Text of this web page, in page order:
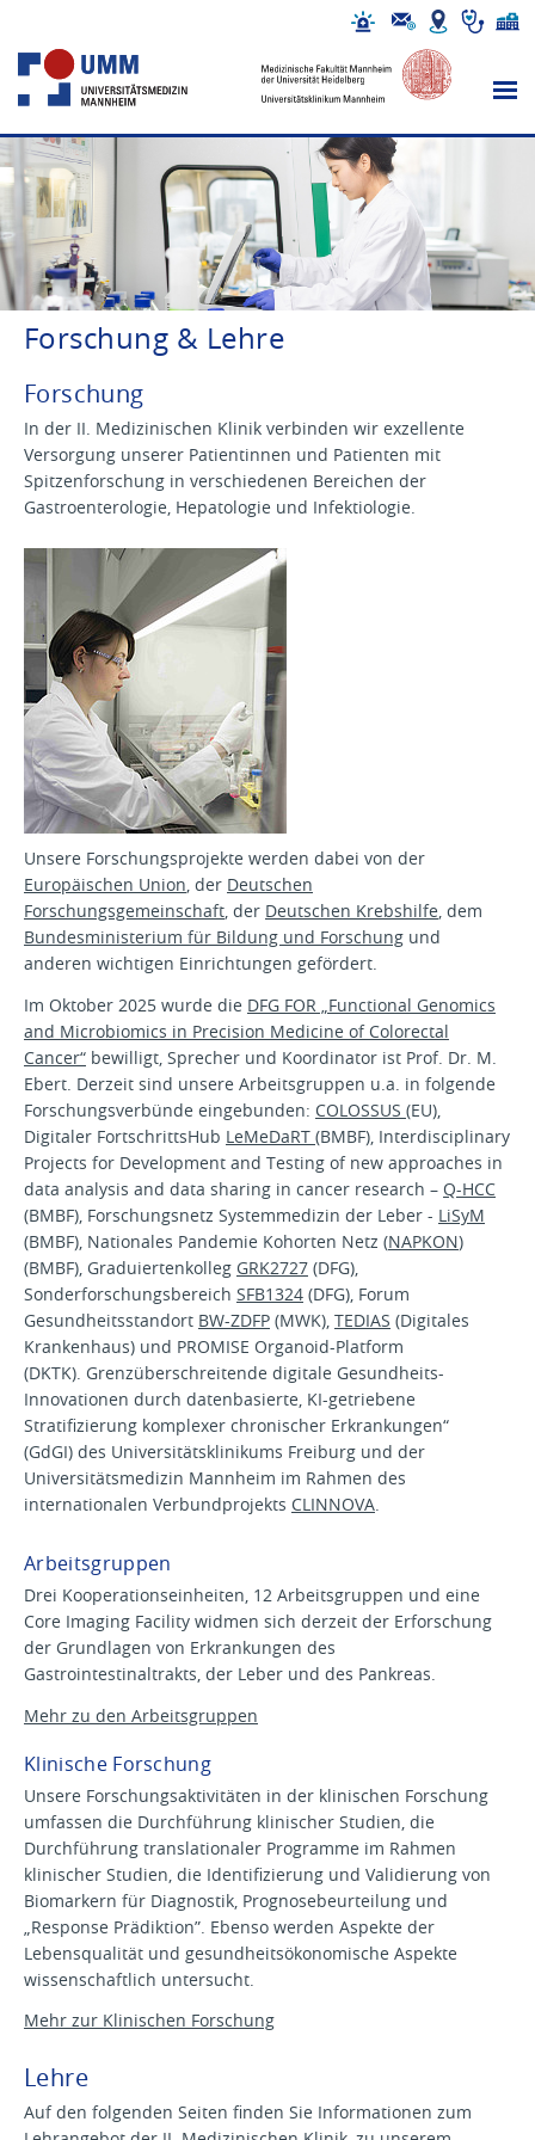
Forschung & Lehre
Forschung
In der II. Medizinischen Klinik verbinden wir exzellente
Versorgung unserer Patientinnen und Patienten mit
Spitzenforschung in verschiedenen Bereichen der
Gastroenterologie, Hepatologie und Infektiologie.
Unsere Forschungsprojekte werden dabei von der
Europäischen Union , der Deutschen
Forschungsgemeinschaft , der Deutschen Krebshilfe , dem
Bundesministerium für Bildung und Forschung und
anderen wichtigen Einrichtungen gefördert.
Im Oktober 2025 wurde die DFG FOR „Functional Genomics
and Microbiomics in Precision Medicine of Colorectal
Cancer“ bewilligt, Sprecher und Koordinator ist Prof. Dr. M.
Ebert. Derzeit sind unsere Arbeitsgruppen u.a. in folgende
Forschungsverbünde eingebunden: COLOSSUS (EU),
Digitaler FortschrittsHub LeMeDaRT (BMBF), Interdisciplinary
Projects for Development and Testing of new approaches in
data analysis and data sharing in cancer research – Q-HCC
(BMBF), Forschungsnetz Systemmedizin der Leber - LiSyM
(BMBF), Nationales Pandemie Kohorten Netz (NAPKON)
(BMBF), Graduiertenkolleg GRK2727 (DFG),
Sonderforschungsbereich SFB1324 (DFG), Forum
Gesundheitsstandort BW-ZDFP (MWK), TEDIAS (Digitales
Krankenhaus) und PROMISE Organoid-Platform
(DKTK). Grenzüberschreitende digitale Gesundheits-
Innovationen durch datenbasierte, KI-getriebene
Stratifizierung komplexer chronischer Erkrankungen“
(GdGI) des Universitätsklinikums Freiburg und der
Universitätsmedizin Mannheim im Rahmen des
internationalen Verbundprojekts CLINNOVA
Arbeitsgruppen
Drei Kooperationseinheiten, 12 Arbeitsgruppen und eine
Core Imaging Facility widmen sich derzeit der Erforschung
der Grundlagen von Erkrankungen des
Gastrointestinaltrakts, der Leber und des Pankreas.
Mehr zu den Arbeitsgruppen
Klinische Forschung
Unsere Forschungsaktivitäten in der klinischen Forschung
umfassen die Durchführung klinischer Studien, die
Durchführung translationaler Programme im Rahmen
klinischer Studien, die Identifizierung und Validierung von
Biomarkern für Diagnostik, Prognosebeurteilung und
„Response Prädiktion”. Ebenso werden Aspekte der
Lebensqualität und gesundheitsökonomische Aspekte
wissenschaftlich untersucht.
Mehr zur Klinischen Forschung
Lehre
Auf den folgenden Seiten finden Sie Informationen zum